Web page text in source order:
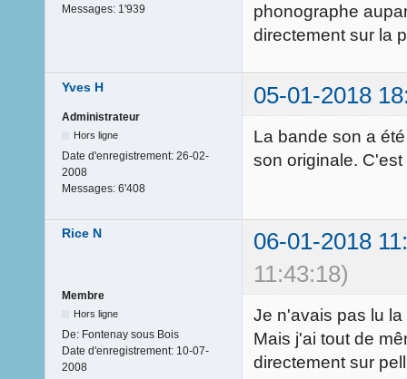
Messages: 1'939
phonographe
directement sur la
Yves H 05-01-2018
Administrateur
Hors ligne
Date d'enregistrement: 26-02-
2008
Messages: 6'408
La bande son a
son originale.
Rice N
06-01-2018
11:43:18)
Membre
Hors ligne
De: Fontenay sous Bois
Date d'enregistrement: 10-07-
2008
Je n'avais pas lu
Mais j'ai tout de
directement sur